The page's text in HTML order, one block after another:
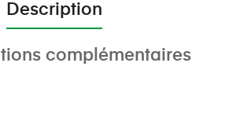
Description
complémentaires